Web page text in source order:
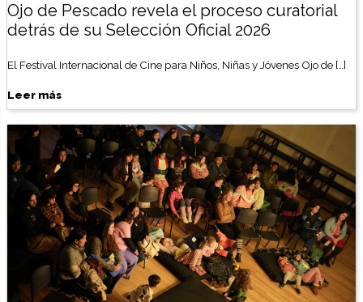
Ojo de Pescado revela el proceso curatorial
detrás de su Selección Oficial 2026
El Festival Internacional de Cine para Niños, Niñas y Jóvenes Ojo de […]
Leer más